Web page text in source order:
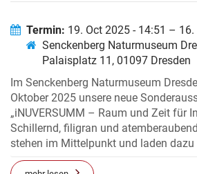
Termin: 19. Oct 2025 - 14:51 – 16.
Senckenberg Naturmuseum
Palaisplatz 11, 01097 Dresden
Im Senckenberg Naturmuseum
Oktober 2025 unsere neue
„iNUVERSUMM – Raum und Zeit für
Schillernd, filigran und
stehen im Mittelpunkt und laden dazu